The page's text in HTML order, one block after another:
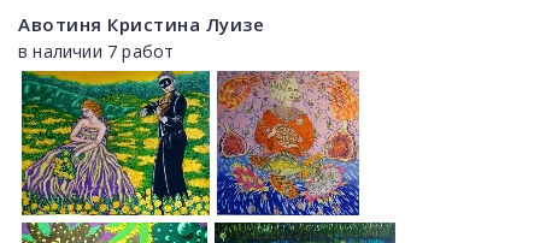
Авотиня Кристина Луизе
в наличии 7 работ